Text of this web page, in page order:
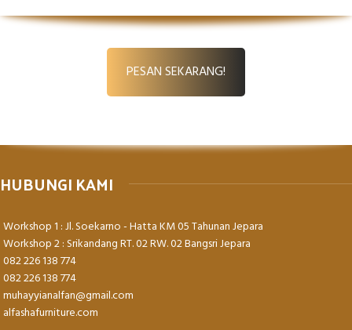
PESAN SEKARANG!
HUBUNGI KAMI
Workshop 1 : Jl. Soekarno - Hatta KM 05 Tahunan Jepara
Workshop 2 : Srikandang RT. 02 RW. 02 Bangsri Jepara
082 226 138 774
082 226 138 774
muhayyianalfan@gmail.com
alfashafurniture.com